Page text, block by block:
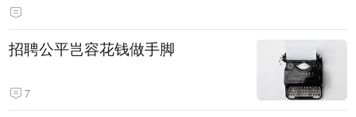
招聘公平岂容花钱做手脚
7